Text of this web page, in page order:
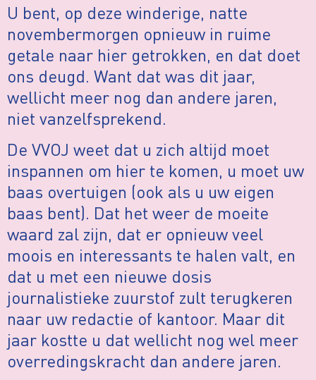
U bent, op deze winderige, natte
novembermorgen opnieuw in ruime
getale naar hier getrokken, en dat doet
ons deugd. Want dat was dit jaar,
wellicht meer nog dan andere jaren,
niet vanzelfsprekend.
De VVOJ weet dat u zich altijd moet
inspannen om hier te komen, u moet uw
baas overtuigen (ook als u uw eigen
baas bent). Dat het weer de moeite
waard zal zijn, dat er opnieuw veel
moois en interessants te halen valt, en
dat u met een nieuwe dosis
journalistieke zuurstof zult terugkeren
naar uw redactie of kantoor. Maar dit
jaar kostte u dat wellicht nog wel meer
overredingskracht dan andere jaren.